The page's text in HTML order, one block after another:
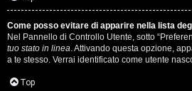
F
A
Q
Come posso evitare di apparire nella lista
Nel Pannello di Controllo Utente, sotto
tuo stato in linea. Attivando questa opzione,
a te stesso. Verrai identificato come utente
Top
i
/
D